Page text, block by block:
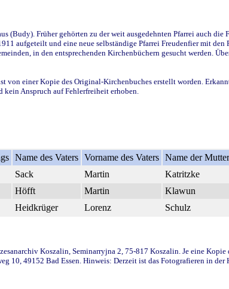
Früher gehörten zu der weit ausgedehnten Pfarrei auch die
aufgeteilt und eine neue selbständige Pfarrei Freudenfier mit
in den entsprechenden Kirchenbüchern gesucht werden.
einer Kopie des Original-Kirchenbuches erstellt worden.
Anspruch auf Fehlerfreiheit erhoben.
Name des Vaters Vorname des Vaters Name der Mutter
Sack Martin Katritzke
Höfft Martin Klawun
Heidkrüger Lorenz Schulz
Koszalin, Seminarryjna 2, 75-817 Koszalin. Je eine
10, 49152 Bad Essen. Hinweis: Derzeit ist das Fotografieren in der